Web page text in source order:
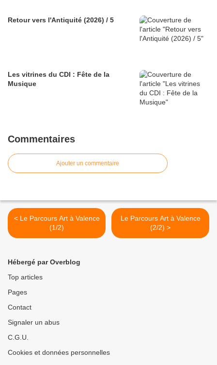
Retour vers l'Antiquité (2026) / 5
Les vitrines du CDI : Fête de la
Musique
Commentaires
Ajouter un commentaire
< Le Parcours Art à Valence
(1/2)
Le Parcours Art à Valence
(2/2) >
Hébergé par Overblog
Top articles
Pages
Contact
Signaler un abus
C.G.U.
Cookies et données personnelles